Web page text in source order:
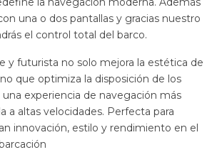
una o dos pantallas y gracias nuestro
el control total del barco.
y futurista no solo mejora la estética de
que optimiza la disposición de los
experiencia de navegación más
a altas velocidades. Perfecta para
innovación, estilo y rendimiento en el